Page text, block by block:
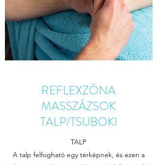
REFLEXZÓNA
MASSZÁZSOK
TALP/TSUBOKI
TALP
A talp felfogható egy térképnek, és ezen a